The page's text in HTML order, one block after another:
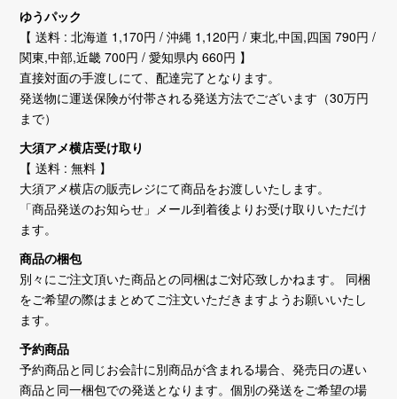
ゆうパック
【 送料 : 北海道 1,170円 / 沖縄 1,120円 / 東北,中国,四国 790円 /
関東,中部,近畿 700円 / 愛知県内 660円 】
直接対面の手渡しにて、配達完了となります。
発送物に運送保険が付帯される発送方法でございます（30万円
まで）
大須アメ横店受け取り
【 送料 : 無料 】
大須アメ横店の販売レジにて商品をお渡しいたします。
「商品発送のお知らせ」メール到着後よりお受け取りいただけ
ます。
商品の梱包
別々にご注文頂いた商品との同梱はご対応致しかねます。 同梱
をご希望の際はまとめてご注文いただきますようお願いいたし
ます。
予約商品
予約商品と同じお会計に別商品が含まれる場合、発売日の遅い
商品と同一梱包での発送となります。個別の発送をご希望の場